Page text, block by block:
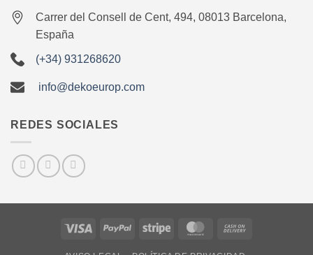
Carrer del Consell de Cent, 494, 08013 Barcelona,
España
(+34) 931268620
info@dekoeurop.com
REDES SOCIALES
Visa PayPal Stripe MasterCard